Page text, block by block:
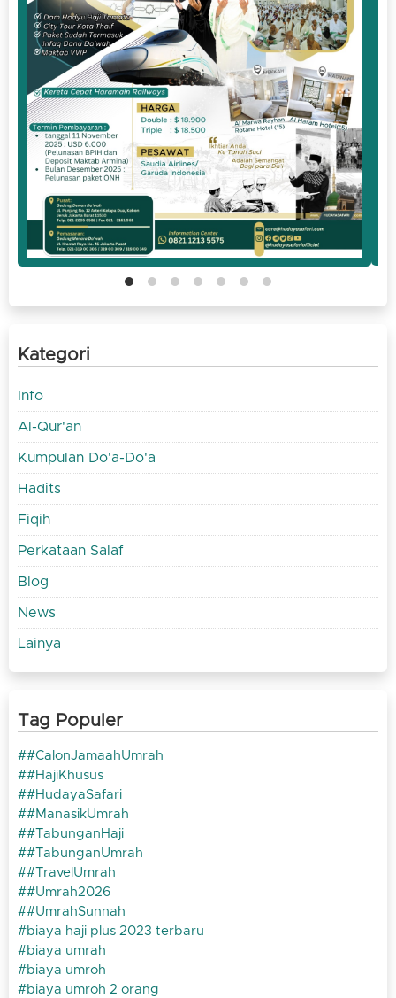
Kategori
Info
Al-Qur'an
Kumpulan Do'a-Do'a
Hadits
Fiqih
Perkataan Salaf
Blog
News
Lainya
Tag Populer
#CalonJamaahUmrah
#HajiKhusus
#HudayaSafari
#ManasikUmrah
#TabunganHaji
#TabunganUmrah
#TravelUmrah
#Umrah2026
#UmrahSunnah
biaya haji plus 2023 terbaru
biaya umrah
biaya umroh
biaya umroh 2 orang